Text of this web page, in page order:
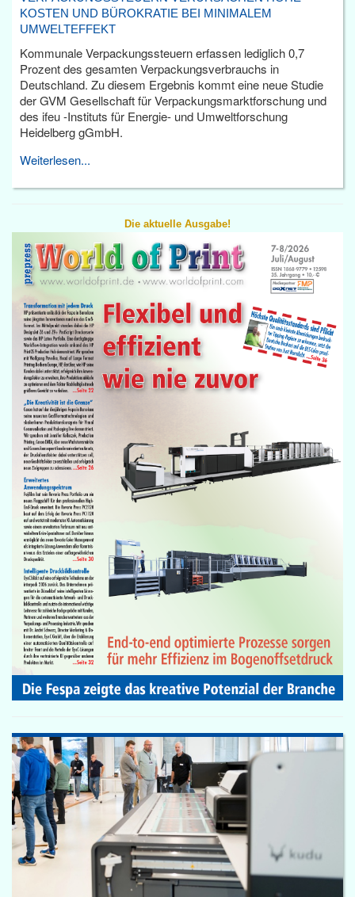
KOSTEN UND BÜROKRATIE BEI MINIMALEM
UMWELTEFFEKT
Kommunale Verpackungssteuern erfassen lediglich 0,7
Prozent des gesamten Verpackungsverbrauchs in
Deutschland. Zu diesem Ergebnis kommt eine neue Studie
der GVM Gesellschaft für Verpackungsmarktforschung und
des ifeu -Instituts für Energie- und Umweltforschung
Heidelberg gGmbH.
Weiterlesen...
Die aktuelle Ausgabe!